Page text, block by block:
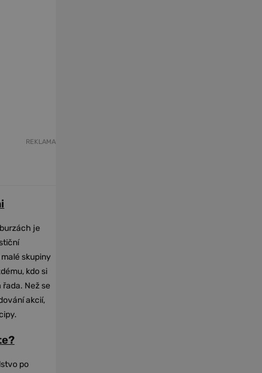
REKLAMA
je
skupiny
kdo si
Než se
akcií,
po